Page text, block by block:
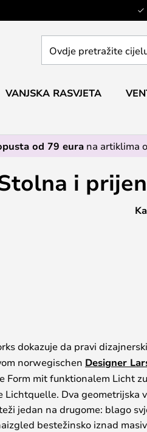
pretražite
trgovinu...
VANJSKA RASVJETA
od 79 eurana artiklima
i
dokazuje da pravi
norwegischen Designer
Form mit funktionalem Licht
Dva geometrijska
jedan na drugome: blago
bestežinsko iznad